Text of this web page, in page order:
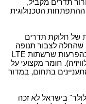
תדרים מקביל,
הטכנולוגית
של חלוקת תדרים
שהחלה לצבור תנופה
בהפרעות שרשתות LTE
חומר מקצועי על
בתחום, במדור
בישראל לא זכה